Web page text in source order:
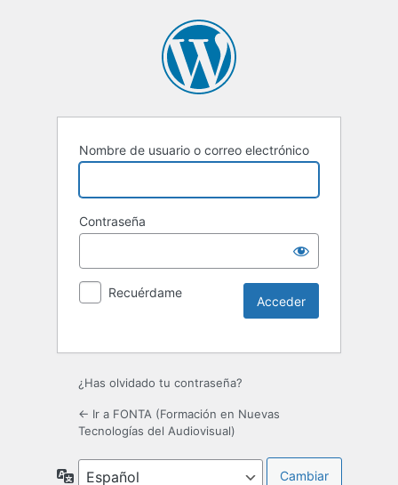
Nombre de usuario o correo electrónico
Contraseña
Recuérdame
¿Has olvidado tu contraseña?
← Ir a FONTA (Formación en Nuevas
Tecnologías del Audiovisual)
Idioma